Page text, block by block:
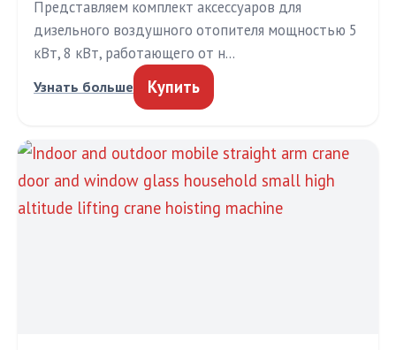
Представляем комплект аксессуаров для
дизельного воздушного отопителя мощностью 5
кВт, 8 кВт, работающего от н…
Узнать больше Купить